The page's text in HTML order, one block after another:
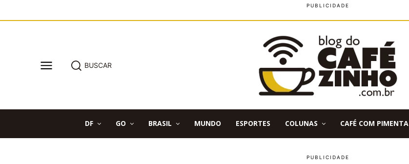
BUSCAR
DF GO BRASIL MUNDO ESPORTES COLUNAS CAFÉ COM PIMENTA